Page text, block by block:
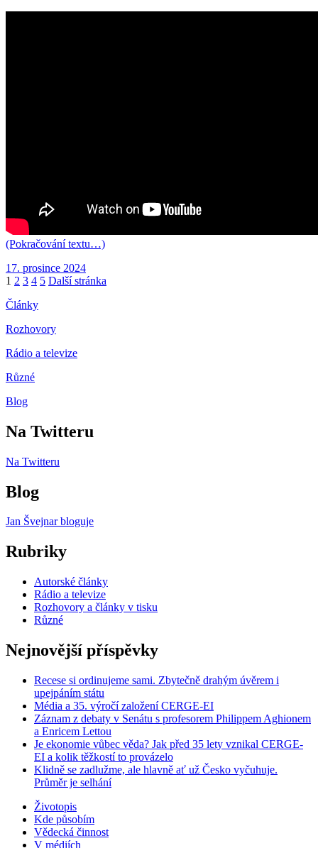
(Pokračování textu…)
Publikováno:
17. prosince 2024
Stránkování
příspěvků
Stránka:
1 Stránka:
2 Stránka:
3 Stránka:
4 Stránka:
5 Další stránka
Články
Rozhovory
Rádio a televize
Různé
Blog
Na Twitteru
Na Twitteru
Blog
Jan Švejnar bloguje
Rubriky
Autorské články
Rádio a televize
Rozhovory a články v tisku
Různé
Nejnovější příspěvky
Recese si ordinujeme sami. Zbytečně drahým úvěrem i
upejpáním státu
Média a 35. výročí založení CERGE-EI
Záznam z debaty v Senátu s profesorem Philippem Aghionem
a Enricem Lettou
Je ekonomie vůbec věda? Jak před 35 lety vznikal CERGE-
EI a kolik těžkostí to provázelo
Klidně se zadlužme, ale hlavně ať už Česko vyčuhuje.
Průměr je selhání
Životopis
Kde působím
Vědecká činnost
V médiích